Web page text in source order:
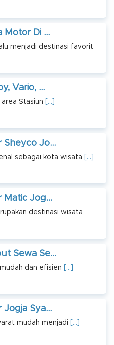
Motor Di ...
menjadi destinasi favorit
Vario, ...
Stasiun […]
Sheyco Jo...
sebagai kota wisata […]
Matic Jog...
destinasi wisata
Sewa Se...
dan efisien […]
Jogja Sya...
mudah menjadi […]